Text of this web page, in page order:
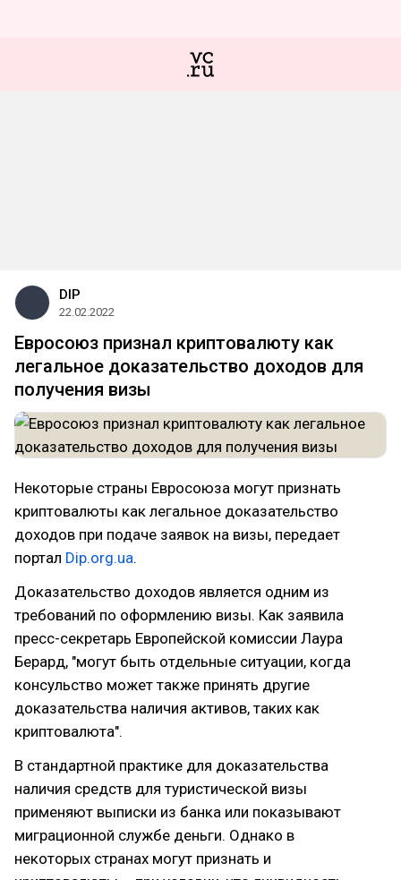
DIP
22.02.2022
Евросоюз признал криптовалюту как
легальное доказательство доходов для
получения визы
Некоторые страны Евросоюза могут признать
криптовалюты как легальное доказательство
доходов при подаче заявок на визы, передает
портал Dip.org.ua.
Доказательство доходов является одним из
требований по оформлению визы. Как заявила
пресс-секретарь Европейской комиссии Лаура
Берард, "могут быть отдельные ситуации, когда
консульство может также принять другие
доказательства наличия активов, таких как
криптовалюта".
В стандартной практике для доказательства
наличия средств для туристической визы
применяют выписки из банка или показывают
миграционной службе деньги. Однако в
некоторых странах могут признать и